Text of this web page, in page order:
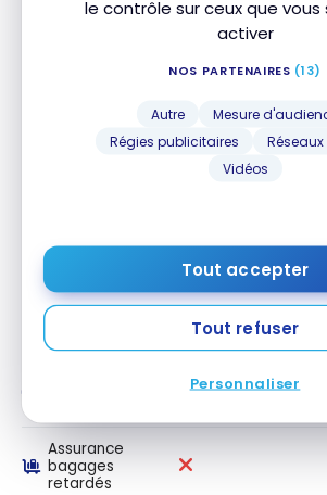
le contrôle sur ceux que vous
activer
NOS PARTENAIRES (13)
Autre
Mesure
Régies publicitaires
Vidéos
Tout accepter
Tout refuser
Personnaliser
annulation de
accidents de
voyage des
publics
Assurance
bagages
retardés